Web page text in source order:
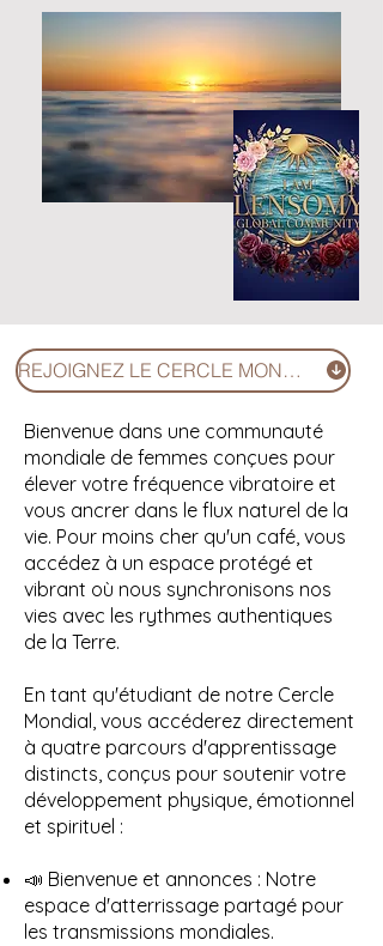
Bienvenue dans une communauté
mondiale de femmes conçues pour
élever votre fréquence vibratoire et
vous ancrer dans le flux naturel de la
vie. Pour moins cher qu'un café, vous
accédez à un espace protégé et
vibrant où nous synchronisons nos
vies avec les rythmes authentiques
de la Terre.
En tant qu'étudiant de notre Cercle
Mondial, vous accéderez directement
à quatre parcours d'apprentissage
distincts, conçus pour soutenir votre
développement physique, émotionnel
et spirituel :
📣 Bienvenue et annonces : Notre
espace d'atterrissage partagé pour
les transmissions mondiales.
REJOIGNEZ LE CERCLE MONDIAL (1 £)